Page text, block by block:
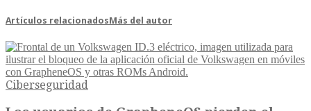
Artículos relacionadosMás del autor
Ciberseguridad